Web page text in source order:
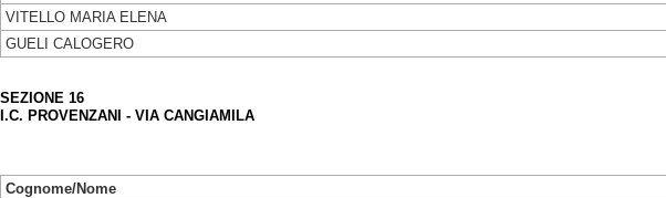
VITELLO MARIA ELENA
GUELI CALOGERO
SEZIONE 16
I.C. PROVENZANI - VIA CANGIAMILA
Cognome/Nome